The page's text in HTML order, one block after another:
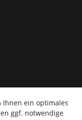
Ihnen ein optimales
ggf. notwendige